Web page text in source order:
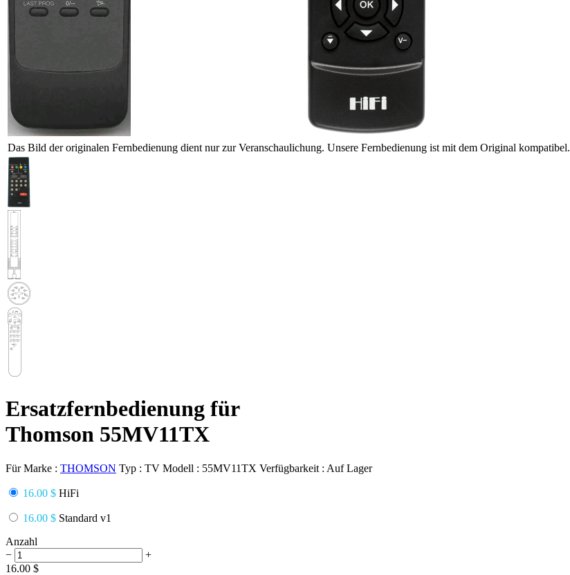
Das Bild der originalen Fernbedienung dient nur zur Veranschaulichung. Unsere Fernbedienung ist mit dem Original kompatibel.
Ersatzfernbedienung für
Thomson 55MV11TX
Für Marke : THOMSON Typ : TV Modell : 55MV11TX Verfügbarkeit : Auf Lager
16.00 $ HiFi
16.00 $ Standard v1
Anzahl
−
+
16.00 $